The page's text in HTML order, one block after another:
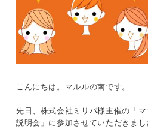
こんにちは。マルルの南です。
先日、株式会社ミリバ様主催の「
説明会」に参加させていただきま